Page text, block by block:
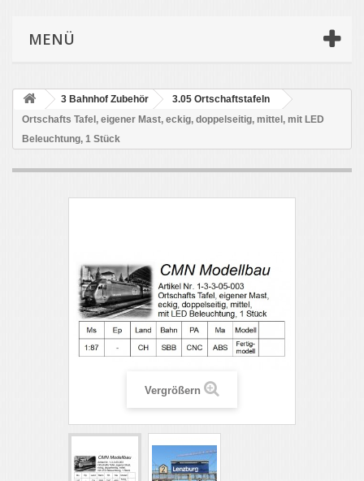
MENÜ
3 Bahnhof Zubehör
3.05 Ortschaftstafeln
Ortschafts Tafel, eigener Mast, eckig, doppelseitig, mittel, mit LED
Beleuchtung, 1 Stück
Vergrößern